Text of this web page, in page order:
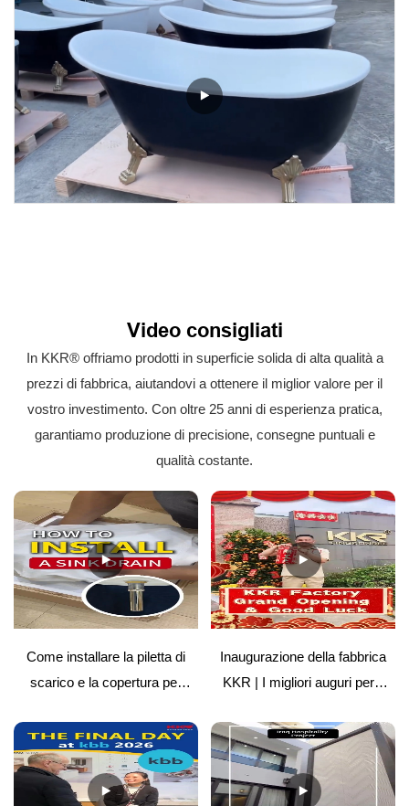
Video consigliati
In KKR® offriamo prodotti in superficie solida di alta qualità a
prezzi di fabbrica, aiutandovi a ottenere il miglior valore per il
vostro investimento. Con oltre 25 anni di esperienza pratica,
garantiamo produzione di precisione, consegne puntuali e
qualità costante.
Come installare la piletta di
scarico e la copertura per
Guida semplice
Inaugurazione della fabbrica
KKR | I migliori auguri per il